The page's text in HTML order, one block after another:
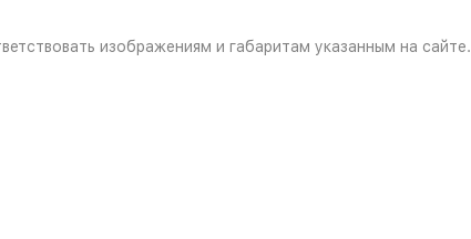
изображениям и габаритам указанным на сайте.